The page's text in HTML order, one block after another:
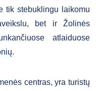
tik stebuklingu laikomu
bet ir Žolinės
atlaiduose
centras, yra turistų